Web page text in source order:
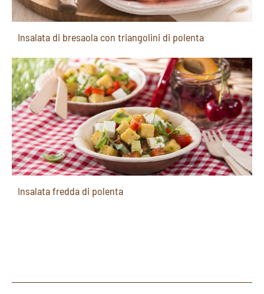
Insalata di bresaola con triangolini di polenta
Insalata fredda di polenta